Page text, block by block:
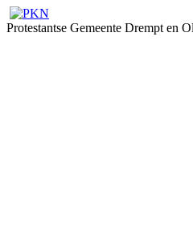
Protestantse Gemeente Drempt en